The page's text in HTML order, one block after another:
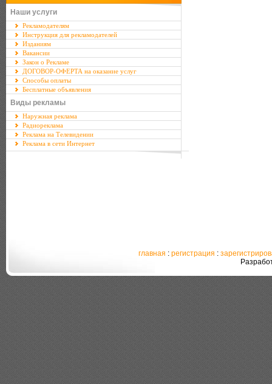
Наши услуги
Рекламодателям
Инструкция для рекламодателей
Изданиям
Вакансии
Закон о Рекламе
ДОГОВОР-ОФЕРТА на оказание услуг
Способы оплаты
Бесплатные объявления
Виды рекламы
Наружная реклама
Радиореклама
Реклама на Телевидении
Реклама в сети Интернет
главная : регистрация :